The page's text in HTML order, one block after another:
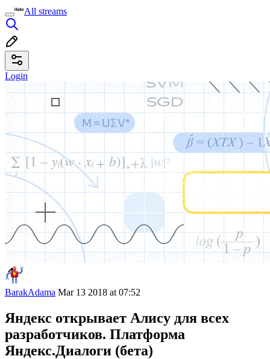
All streams
Login
BarakAdama Mar 13 2018 at 07:52
Яндекс открывает Алису для всех
разработчиков. Платформа
Яндекс.Диалоги (бета)